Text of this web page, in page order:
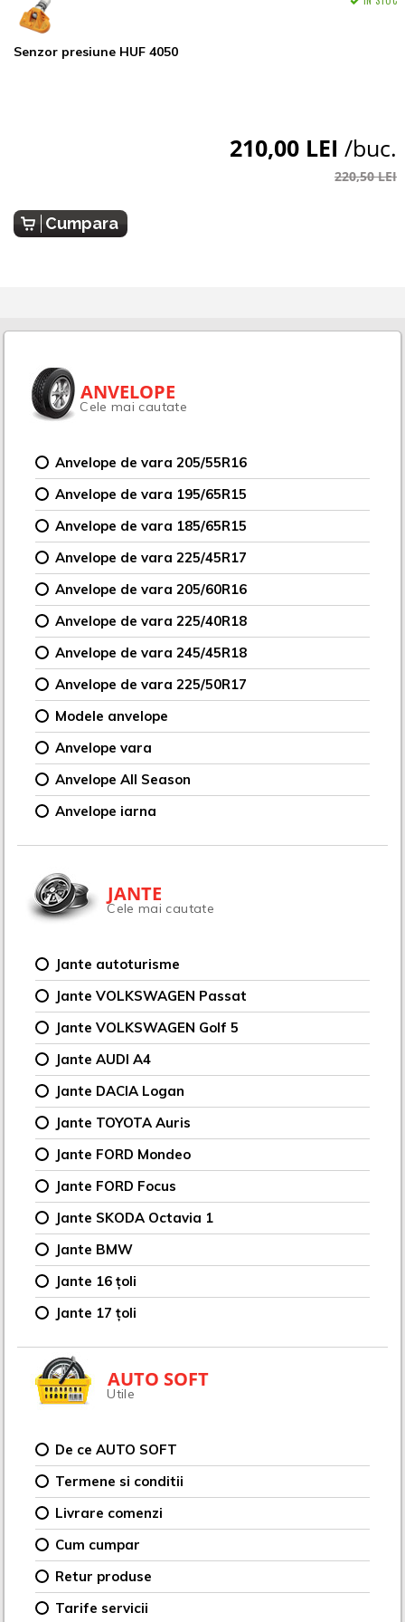
Senzor presiune HUF 4050
210,00 LEI /buc.
220,50 LEI
Cumpara
ANVELOPE
Cele mai cautate
Anvelope de vara 205/55R16
Anvelope de vara 195/65R15
Anvelope de vara 185/65R15
Anvelope de vara 225/45R17
Anvelope de vara 205/60R16
Anvelope de vara 225/40R18
Anvelope de vara 245/45R18
Anvelope de vara 225/50R17
Modele anvelope
Anvelope vara
Anvelope All Season
Anvelope iarna
JANTE
Cele mai cautate
Jante autoturisme
Jante VOLKSWAGEN Passat
Jante VOLKSWAGEN Golf 5
Jante AUDI A4
Jante DACIA Logan
Jante TOYOTA Auris
Jante FORD Mondeo
Jante FORD Focus
Jante SKODA Octavia 1
Jante BMW
Jante 16 țoli
Jante 17 țoli
AUTO SOFT
Utile
De ce AUTO SOFT
Termene si conditii
Livrare comenzi
Cum cumpar
Retur produse
Tarife servicii